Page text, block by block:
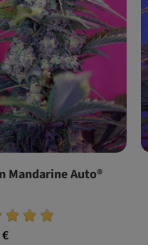
Mandarine Auto®